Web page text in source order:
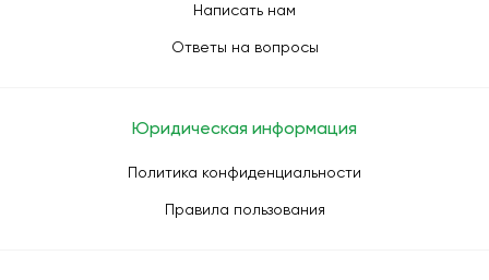
Написать нам
Ответы на вопросы
Юридическая информация
Политика конфиденциальности
Правила пользования